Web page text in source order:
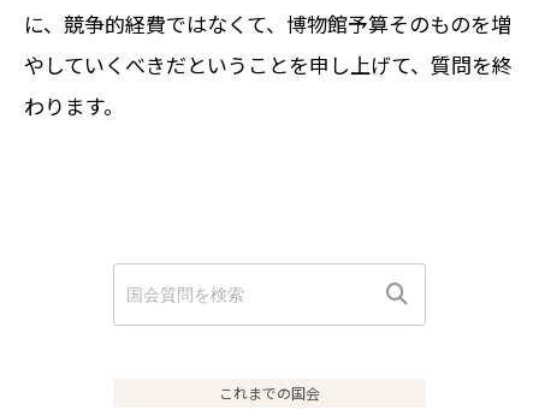
に、競争的経費ではなくて、博物館予算そのものを増
やしていくべきだということを申し上げて、質問を終
わります。
これまでの国会